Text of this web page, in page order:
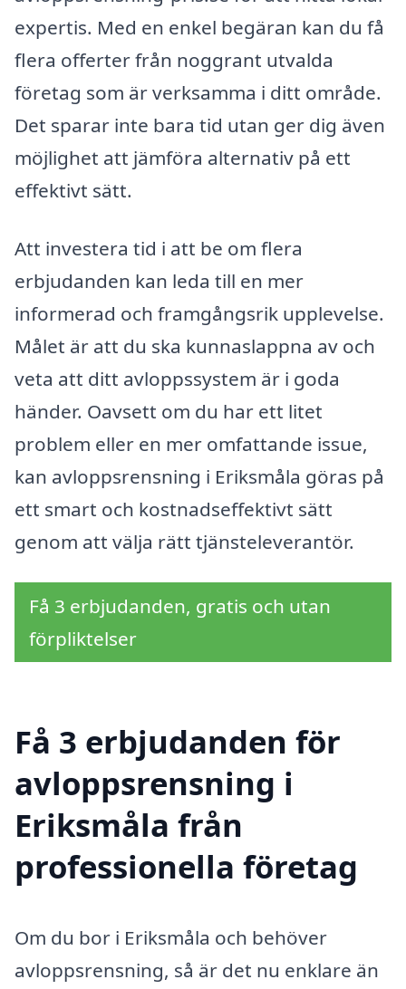
expertis. Med en enkel begäran kan du få
flera offerter från noggrant utvalda
företag som är verksamma i ditt område.
Det sparar inte bara tid utan ger dig även
möjlighet att jämföra alternativ på ett
effektivt sätt.
Att investera tid i att be om flera
erbjudanden kan leda till en mer
informerad och framgångsrik upplevelse.
Målet är att du ska kunnaslappna av och
veta att ditt avloppssystem är i goda
händer. Oavsett om du har ett litet
problem eller en mer omfattande issue,
kan avloppsrensning i Eriksmåla göras på
ett smart och kostnadseffektivt sätt
genom att välja rätt tjänsteleverantör.
Få 3 erbjudanden, gratis och utan
förpliktelser
Få 3 erbjudanden för
avloppsrensning i
Eriksmåla från
professionella företag
Om du bor i Eriksmåla och behöver
avloppsrensning, så är det nu enklare än